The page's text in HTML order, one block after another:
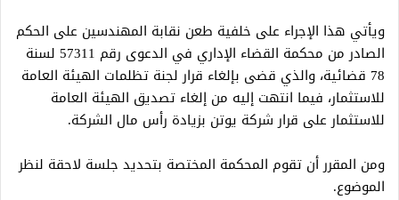
ويأتي هذا الإجراء على خلفية طعن نقابة المهندسين على الحكم
الصادر من محكمة القضاء الإداري في الدعوى رقم 57311 لسنة
78 قضائية، والذي قضى بإلغاء قرار لجنة تظلمات الهيئة العامة
للاستثمار، فيما انتهت إليه من إلغاء تصديق الهيئة العامة
للاستثمار على قرار شركة يوتن بزيادة رأس مال الشركة.
ومن المقرر أن تقوم المحكمة المختصة بتحديد جلسة لاحقة لنظر
الموضوع.